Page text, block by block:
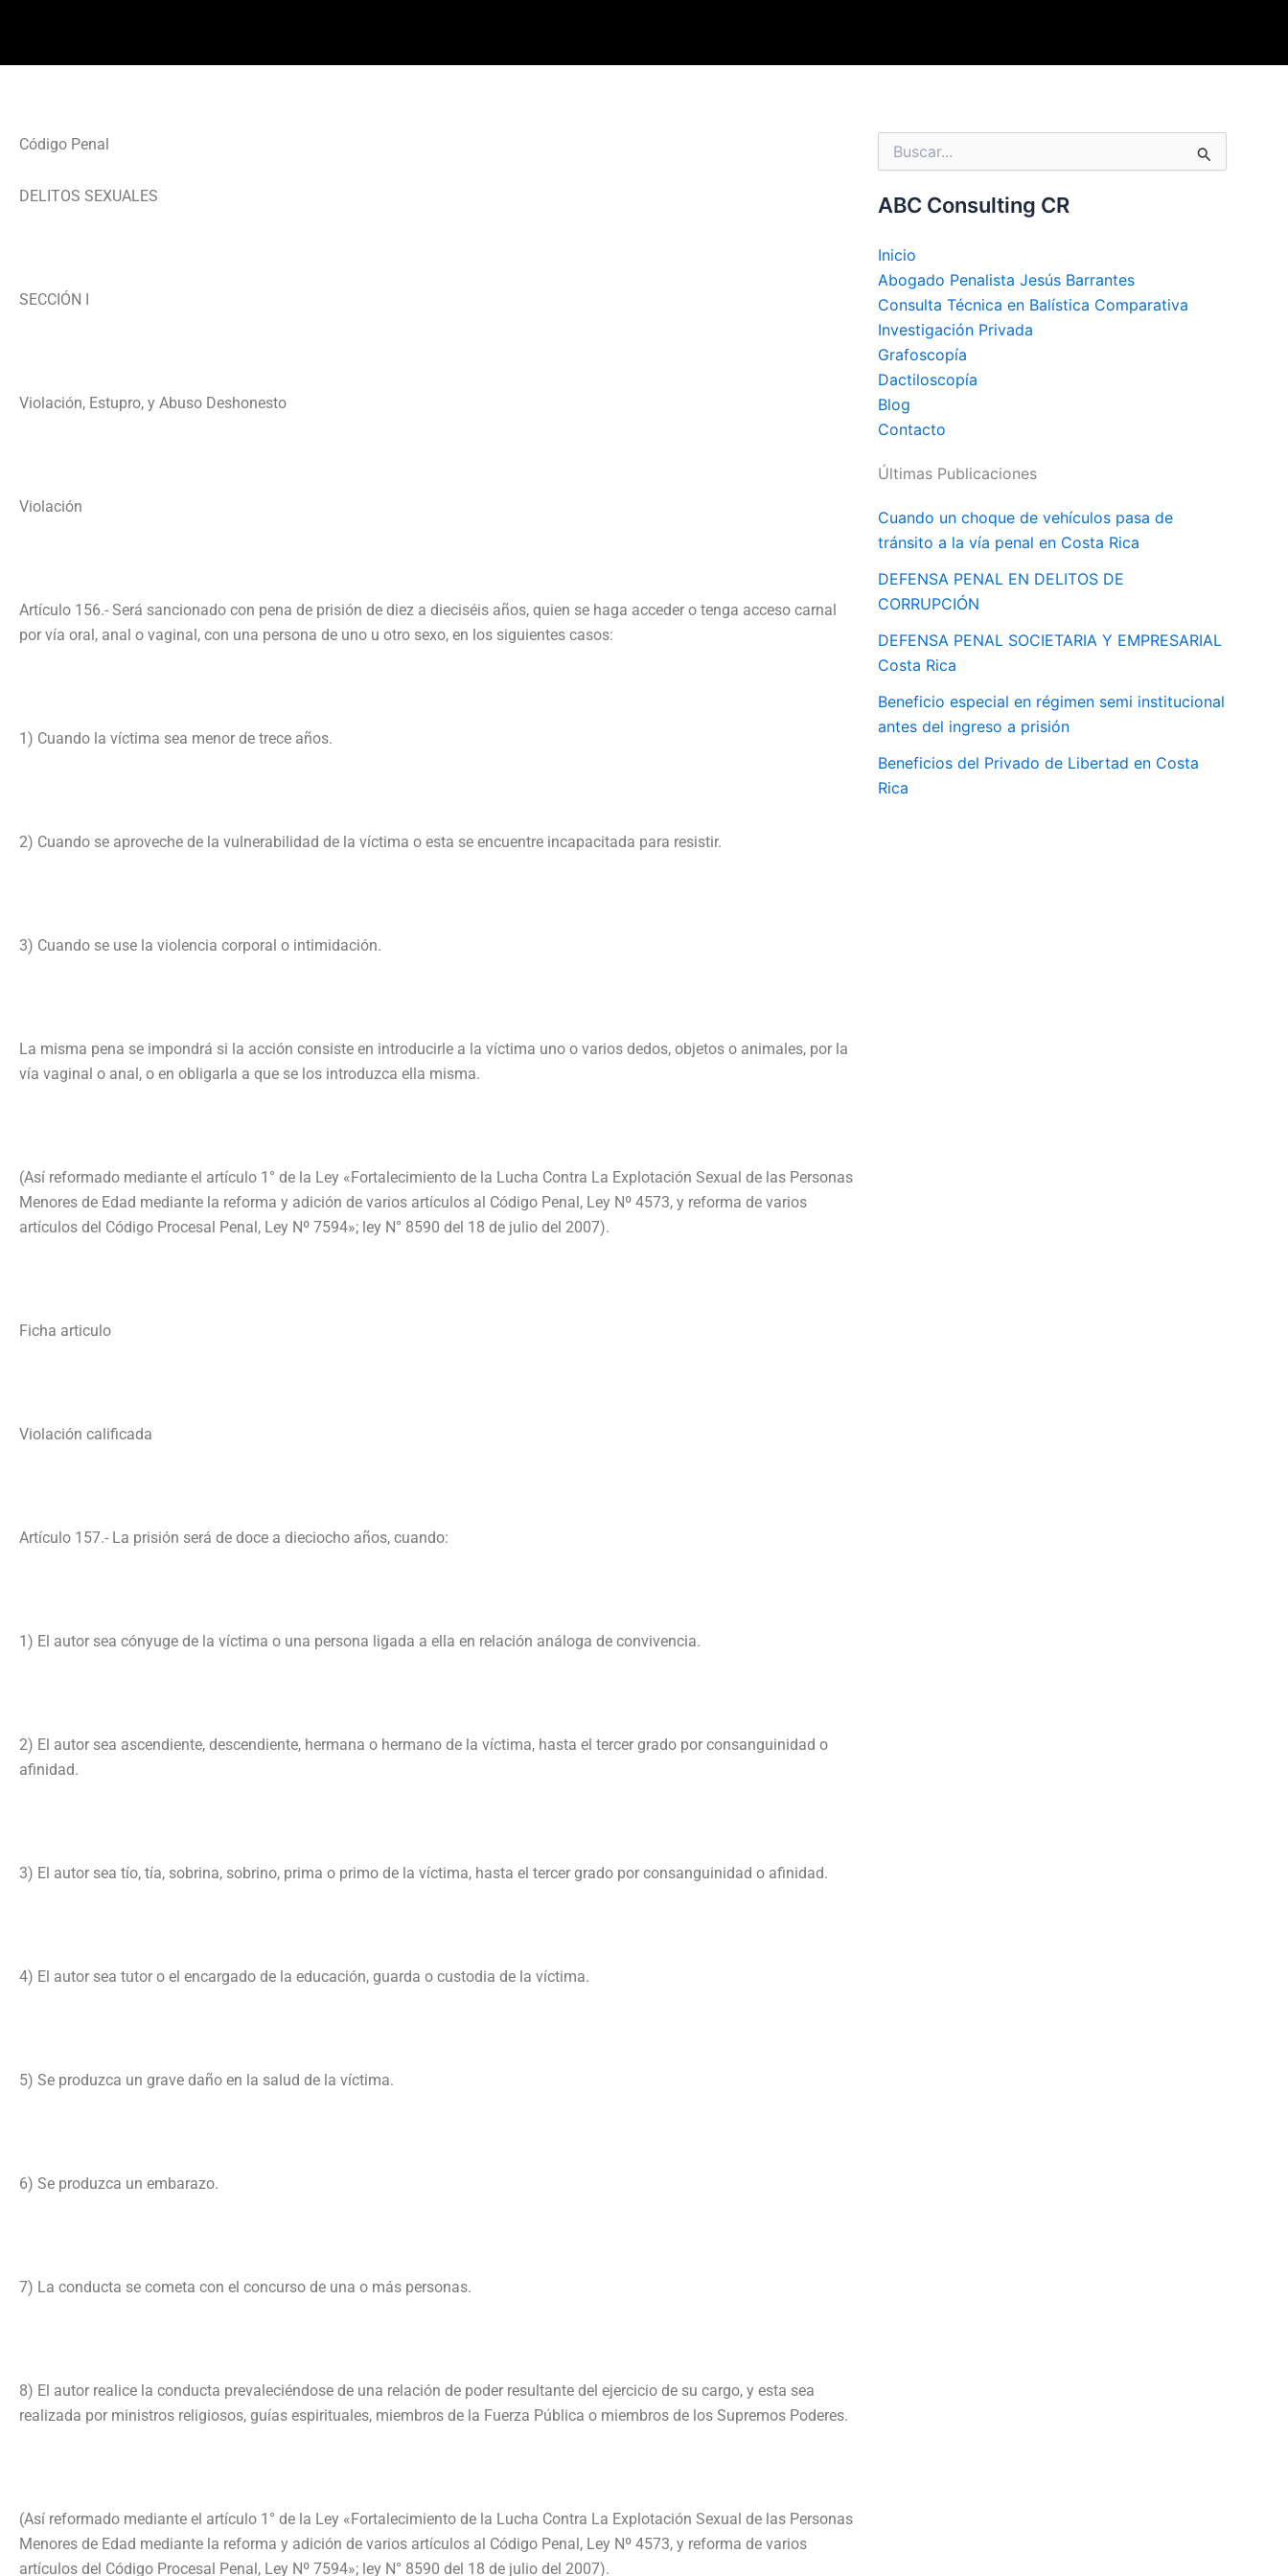
Código Penal
DELITOS SEXUALES
SECCIÓN I
Violación, Estupro, y Abuso Deshonesto
Violación
Artículo 156.- Será sancionado con pena de prisión de diez a dieciséis años, quien se haga acceder o tenga acceso carnal
por vía oral, anal o vaginal, con una persona de uno u otro sexo, en los siguientes casos:
1) Cuando la víctima sea menor de trece años.
2) Cuando se aproveche de la vulnerabilidad de la víctima o esta se encuentre incapacitada para resistir.
3) Cuando se use la violencia corporal o intimidación.
La misma pena se impondrá si la acción consiste en introducirle a la víctima uno o varios dedos, objetos o animales, por la
vía vaginal o anal, o en obligarla a que se los introduzca ella misma.
(Así reformado mediante el artículo 1° de la Ley «Fortalecimiento de la Lucha Contra La Explotación Sexual de las Personas
Menores de Edad mediante la reforma y adición de varios artículos al Código Penal, Ley Nº 4573, y reforma de varios
artículos del Código Procesal Penal, Ley Nº 7594»; ley N° 8590 del 18 de julio del 2007).
Ficha articulo
Violación calificada
Artículo 157.- La prisión será de doce a dieciocho años, cuando:
1) El autor sea cónyuge de la víctima o una persona ligada a ella en relación análoga de convivencia.
2) El autor sea ascendiente, descendiente, hermana o hermano de la víctima, hasta el tercer grado por consanguinidad o
afinidad.
3) El autor sea tío, tía, sobrina, sobrino, prima o primo de la víctima, hasta el tercer grado por consanguinidad o afinidad.
4) El autor sea tutor o el encargado de la educación, guarda o custodia de la víctima.
5) Se produzca un grave daño en la salud de la víctima.
6) Se produzca un embarazo.
7) La conducta se cometa con el concurso de una o más personas.
8) El autor realice la conducta prevaleciéndose de una relación de poder resultante del ejercicio de su cargo, y esta sea
realizada por ministros religiosos, guías espirituales, miembros de la Fuerza Pública o miembros de los Supremos Poderes.
(Así reformado mediante el artículo 1° de la Ley «Fortalecimiento de la Lucha Contra La Explotación Sexual de las Personas
Menores de Edad mediante la reforma y adición de varios artículos al Código Penal, Ley Nº 4573, y reforma de varios
artículos del Código Procesal Penal, Ley Nº 7594»; ley N° 8590 del 18 de julio del 2007).
Buscar
por:
ABC Consulting CR
Inicio
Abogado Penalista Jesús Barrantes
Consulta Técnica en Balística Comparativa
Investigación Privada
Grafoscopía
Dactiloscopía
Blog
Contacto
Últimas Publicaciones
Cuando un choque de vehículos pasa de
tránsito a la vía penal en Costa Rica
DEFENSA PENAL EN DELITOS DE
CORRUPCIÓN
DEFENSA PENAL SOCIETARIA Y EMPRESARIAL
Costa Rica
Beneficio especial en régimen semi institucional
antes del ingreso a prisión
Beneficios del Privado de Libertad en Costa
Rica